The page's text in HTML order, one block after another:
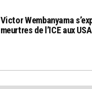
Victor Wembanyama
meurtres de l’ICE aux USA